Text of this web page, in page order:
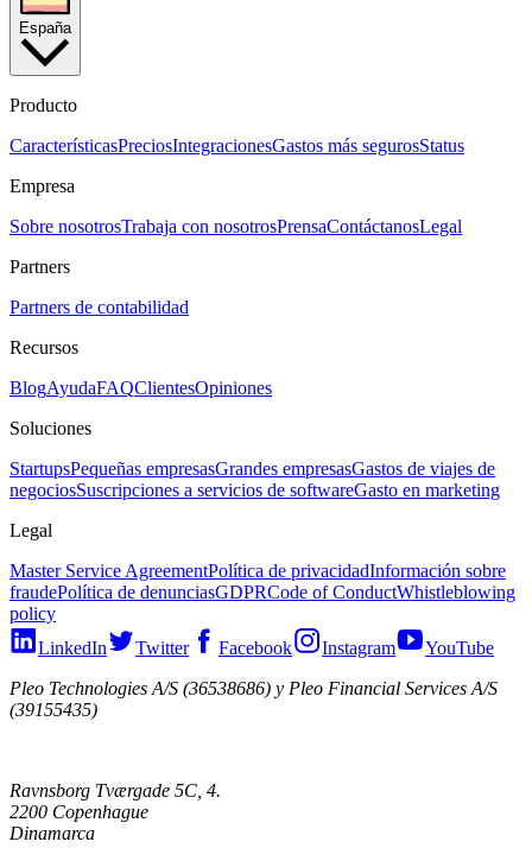
España
Producto
CaracterísticasPreciosIntegracionesGastos más segurosStatus
Empresa
Sobre nosotrosTrabaja con nosotrosPrensaContáctanosLegal
Partners
Partners de contabilidad
Recursos
BlogAyudaFAQClientesOpiniones
Soluciones
StartupsPequeñas empresasGrandes empresasGastos de viajes de
negociosSuscripciones a servicios de softwareGasto en marketing
Legal
Master Service AgreementPolítica de privacidadInformación sobre
fraudePolítica de denunciasGDPRCode of ConductWhistleblowing
policy
LinkedIn
Twitter Facebook Instagram
YouTube
Pleo Technologies A/S (36538686) y Pleo Financial Services A/S
(39155435)
Ravnsborg Tværgade 5C, 4.
2200 Copenhague
Dinamarca